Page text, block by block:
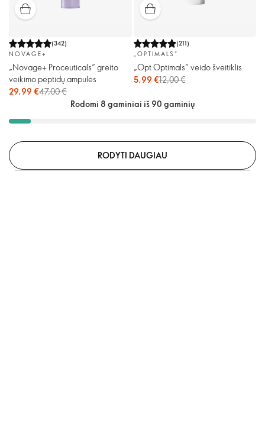
(342)
NOVAGE+
„Novage+ Proceuticals“ greito
veikimo peptidų ampulės
29,99 €47,00 €
(211)
„OPTIMALS“
„Opt Optimals“ veido šveitiklis
5,99 €12,00 €
Rodomi 8 gaminiai iš 90 gaminių
RODYTI DAUGIAU